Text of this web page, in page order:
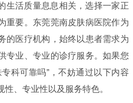
生活质量息息相关，选择一家正
重要。东莞莞南皮肤病医院作为
的医疗机构，始终以患者需求为
专业、专业的诊疗服务。如果您
科可靠吗”，不妨通过以下内容
、专业性以及服务特色。